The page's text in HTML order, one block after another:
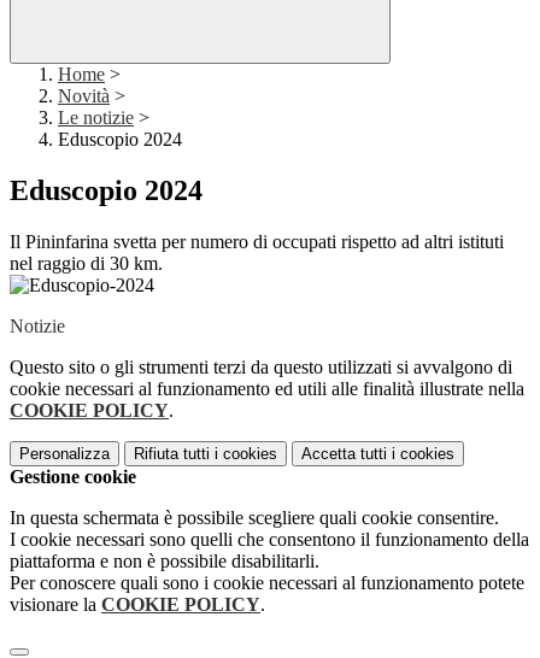
Home >
Novità >
Le notizie >
Eduscopio 2024
Eduscopio 2024
Il Pininfarina svetta per numero di occupati rispetto ad altri istituti
nel raggio di 30 km.
Notizie
Questo sito o gli strumenti terzi da questo utilizzati si avvalgono di
cookie necessari al funzionamento ed utili alle finalità illustrate nella
COOKIE POLICY.
Personalizza Rifiuta tutti i cookies Accetta tutti i cookies
Gestione cookie
In questa schermata è possibile scegliere quali cookie consentire.
I cookie necessari sono quelli che consentono il funzionamento della
piattaforma e non è possibile disabilitarli.
Per conoscere quali sono i cookie necessari al funzionamento potete
visionare la COOKIE POLICY.